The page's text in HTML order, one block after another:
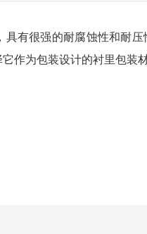
具有很强的耐腐蚀性和耐
作为包装设计的衬里包装材